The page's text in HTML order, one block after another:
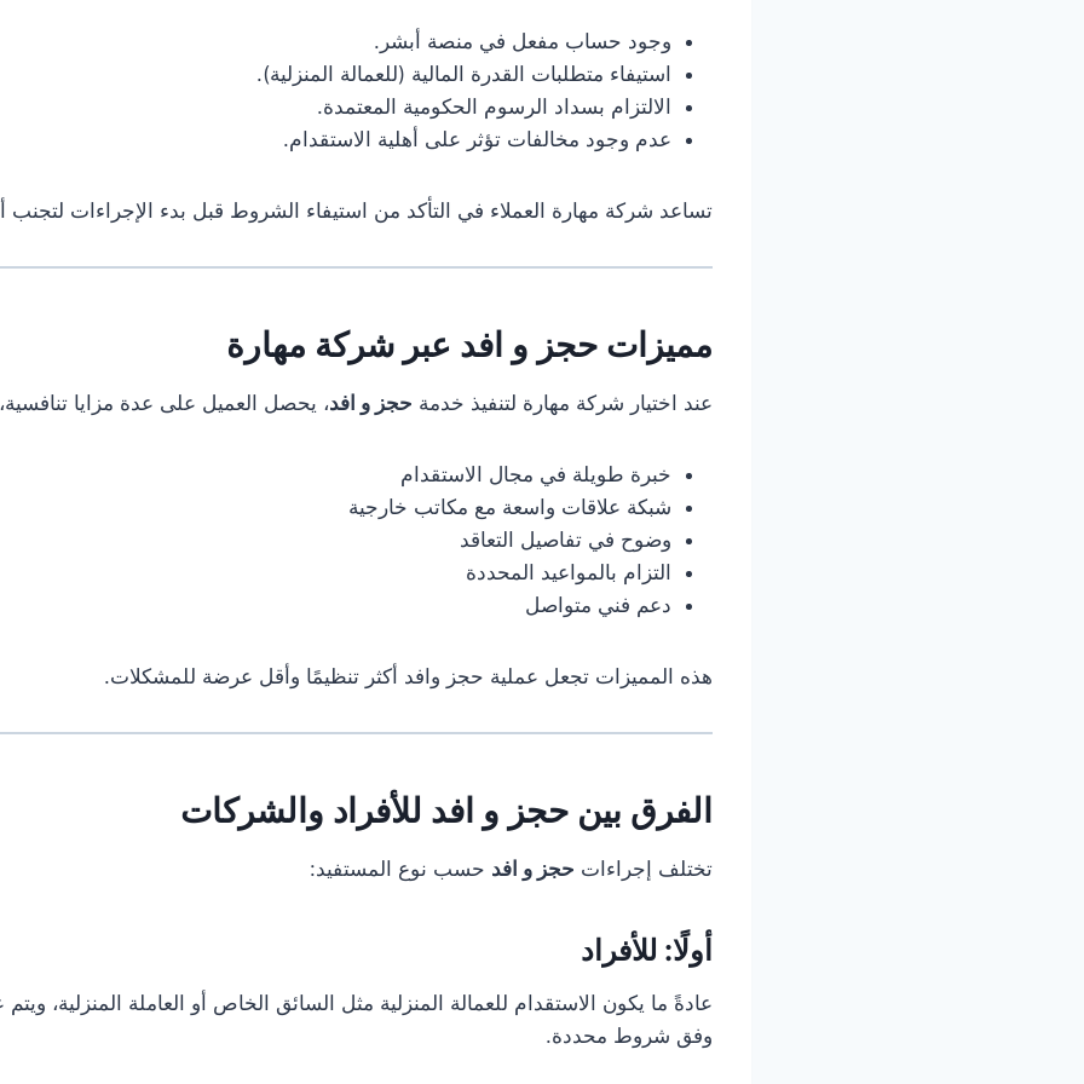
وجود حساب مفعل في منصة أبشر.
استيفاء متطلبات القدرة المالية (للعمالة المنزلية).
الالتزام بسداد الرسوم الحكومية المعتمدة.
عدم وجود مخالفات تؤثر على أهلية الاستقدام.
تساعد شركة مهارة العملاء في التأكد من استيفاء الشروط قبل بدء الإجراءات لتجنب
مميزات حجز و افد عبر شركة مهارة
عند اختيار شركة مهارة لتنفيذ خدمة حجز و افد، يحصل العميل على عدة مزايا
خبرة طويلة في مجال الاستقدام
شبكة علاقات واسعة مع مكاتب خارجية
وضوح في تفاصيل التعاقد
التزام بالمواعيد المحددة
دعم فني متواصل
هذه المميزات تجعل عملية حجز وافد أكثر تنظيمًا وأقل عرضة للمشكلات.
الفرق بين حجز و افد للأفراد والشركات
تختلف إجراءات حجز و افد حسب نوع المستفيد:
أولًا: للأفراد
عادةً ما يكون الاستقدام للعمالة المنزلية مثل السائق الخاص أو العاملة المنزلية،
وفق شروط محددة.